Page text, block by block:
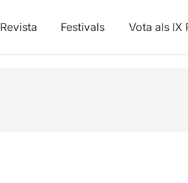
Revista Festivals Vota als IX